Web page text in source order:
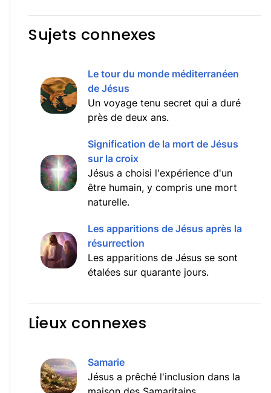
Sujets connexes
Le tour du monde méditerranéen
de Jésus
Un voyage tenu secret qui a duré
près de deux ans.
Signification de la mort de Jésus
sur la croix
Jésus a choisi l'expérience d'un
être humain, y compris une mort
naturelle.
Les apparitions de Jésus après la
résurrection
Les apparitions de Jésus se sont
étalées sur quarante jours.
Lieux connexes
Samarie
Jésus a prêché l'inclusion dans la